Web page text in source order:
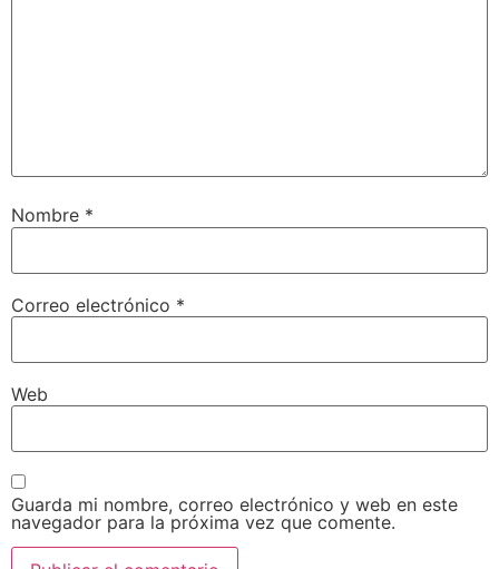
Nombre *
Correo electrónico *
Web
Guarda mi nombre, correo electrónico y web en este
navegador para la próxima vez que comente.